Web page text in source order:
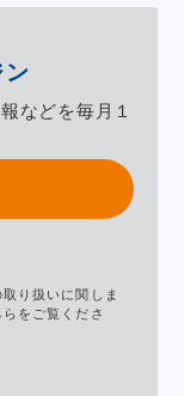
などを毎月１
り扱いに関しま
ら をご覧くださ